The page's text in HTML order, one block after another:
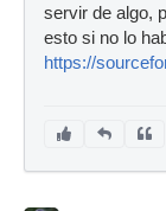
servir de algo,
esto si no lo
https://